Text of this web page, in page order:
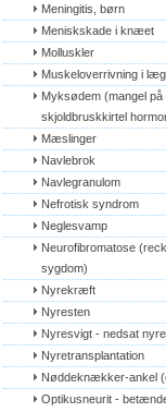
Meningitis, børn
Meniskskade i knæet
Molluskler
Muskeloverrivning i
Myksødem (mangel på
skjoldbruskkirtel
Mæslinger
Navlebrok
Navlegranulom
Nefrotisk syndrom
Neglesvamp
Neurofibromatose
sygdom)
Nyrekræft
Nyresten
Nyresvigt - nedsat
Nyretransplantation
Nøddeknækker-ankel
Optikusneurit -